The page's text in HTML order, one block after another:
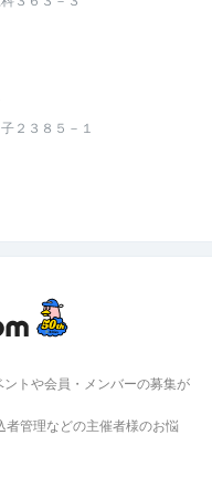
２３８５－１
ントや会員・メンバーの募集が
管理などの主催者様のお悩